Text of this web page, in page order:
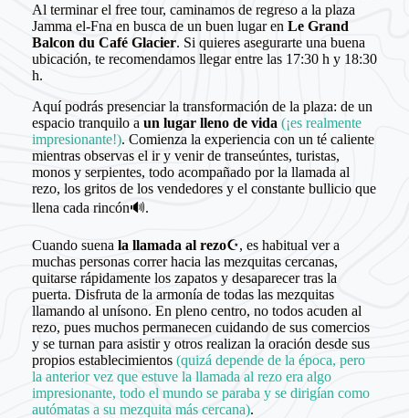
Al terminar el free tour, caminamos de regreso a la plaza
Jamma el-Fna en busca de un buen lugar en Le Grand
Balcon du Café Glacier. Si quieres asegurarte una buena
ubicación, te recomendamos llegar entre las 17:30 h y 18:30
h.
Aquí podrás presenciar la transformación de la plaza: de un
espacio tranquilo a un lugar lleno de vida (¡es realmente
impresionante!). Comienza la experiencia con un té caliente
mientras observas el ir y venir de transeúntes, turistas,
monos y serpientes, todo acompañado por la llamada al
rezo, los gritos de los vendedores y el constante bullicio que
llena cada rincón🔊.
Cuando suena la llamada al rezo☪️, es habitual ver a
muchas personas correr hacia las mezquitas cercanas,
quitarse rápidamente los zapatos y desaparecer tras la
puerta. Disfruta de la armonía de todas las mezquitas
llamando al unísono. En pleno centro, no todos acuden al
rezo, pues muchos permanecen cuidando de sus comercios
y se turnan para asistir y otros realizan la oración desde sus
propios establecimientos(quizá depende de la época, pero
la anterior vez que estuve la llamada al rezo era algo
impresionante, todo el mundo se paraba y se dirigían como
autómatas a su mezquita más cercana).